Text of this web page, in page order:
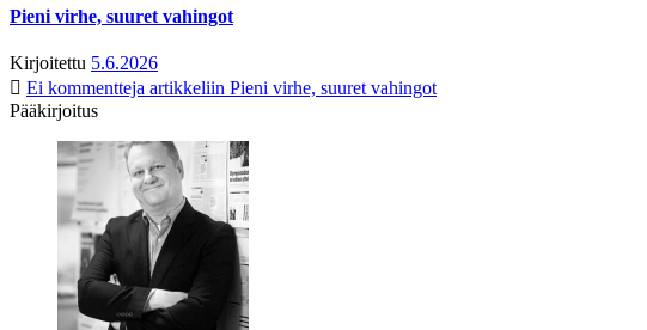
Pieni virhe, suuret vahingot
Kirjoitettu 5.6.2026
Ei kommentteja artikkeliin Pieni virhe, suuret vahingot
Pääkirjoitus